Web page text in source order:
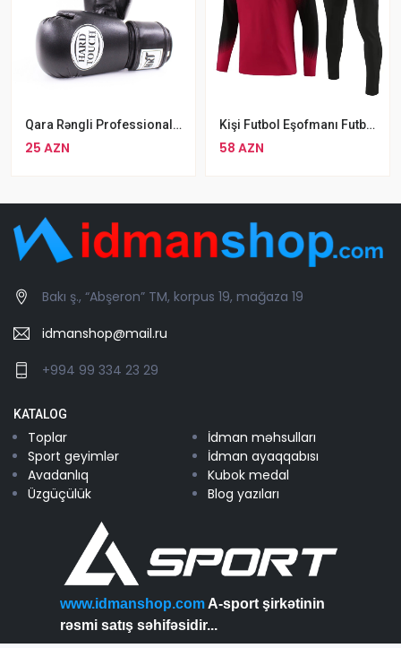
Qara Rəngli Professional Boks Əlcəyi Hard Touch Boks Əlcəyi
25 AZN
Kişi Futbol Eşofmanı Futbol Məşqləri Üçün Yay Qış İdman Geyimləri
58 AZN
Bakı ş., “Abşeron” TM, korpus 19, mağaza 19
idmanshop@mail.ru
+994 99 334 23 29
KATALOG
Toplar
İdman məhsulları
Sport geyimlər
İdman ayaqqabısı
Avadanlıq
Kubok medal
Üzgüçülük
Blog yazıları
www.idmanshop.com A-sport şirkətinin
rəsmi satış səhifəsidir...